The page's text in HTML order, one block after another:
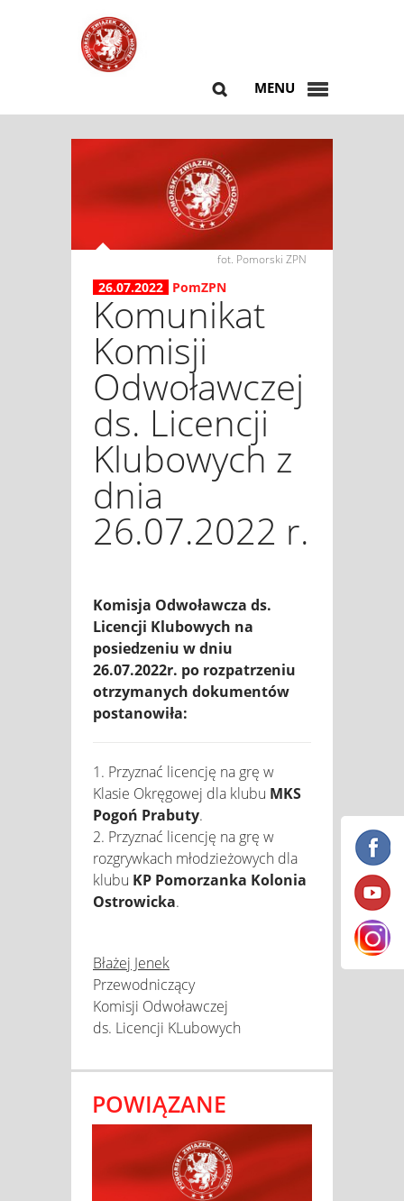
MENU
fot. Pomorski ZPN
26.07.2022 PomZPN
Komunikat
Komisji
Odwoławczej
ds. Licencji
Klubowych z
dnia
26.07.2022 r.
Komisja Odwoławcza ds.
Licencji Klubowych na
posiedzeniu w dniu
26.07.2022r. po rozpatrzeniu
otrzymanych dokumentów
postanowiła:
1. Przyznać licencję na grę w
Klasie Okręgowej dla klubu MKS
Pogoń Prabuty.
2. Przyznać licencję na grę w
rozgrywkach młodzieżowych dla
klubu KP Pomorzanka Kolonia
Ostrowicka.
Błażej Jenek
Przewodniczący
Komisji Odwoławczej
ds. Licencji KLubowych
POWIĄZANE